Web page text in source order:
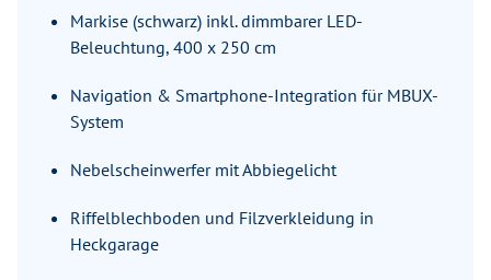
Markise (schwarz) inkl. dimmbarer LED-
Beleuchtung, 400 x 250 cm
Navigation & Smartphone-Integration für MBUX-
System
Nebelscheinwerfer mit Abbiegelicht
Riffelblechboden und Filzverkleidung in
Heckgarage